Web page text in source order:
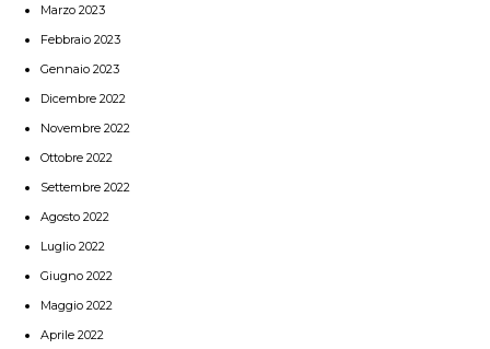
Marzo 2023
Febbraio 2023
Gennaio 2023
Dicembre 2022
Novembre 2022
Ottobre 2022
Settembre 2022
Agosto 2022
Luglio 2022
Giugno 2022
Maggio 2022
Aprile 2022